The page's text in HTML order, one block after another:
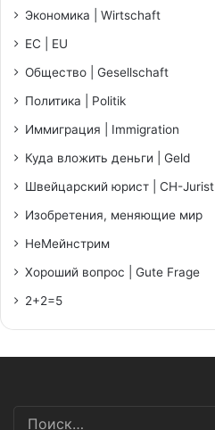
Экономика | Wirtschaft
ЕС | EU
Общество | Gesellschaft
Политика | Politik
Иммиграция | Immigration
Куда вложить деньги | Geld
Швейцарский юрист | CH-Jurist
Изобретения, меняющие мир
НеМейнстрим
Хороший вопрос | Gute Frage
2+2=5